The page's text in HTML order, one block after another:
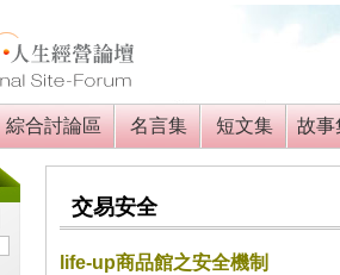
綜合討論區 名言集 短文集 故
交易安全
life-up商品館之安全機制